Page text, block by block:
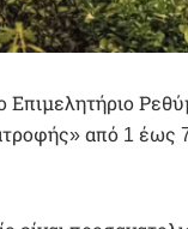
Επιμελητήριο
από 1 έως